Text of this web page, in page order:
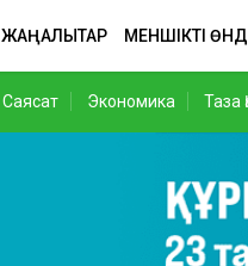
ЖАҢАЛЫҚТАР МЕНШІКТІ
Саясат Экономика Таза